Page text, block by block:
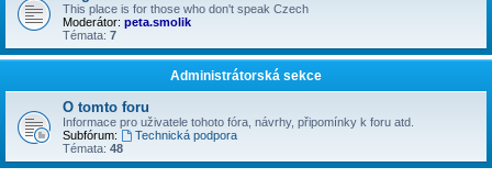
This place is for those who don't speak Czech
Moderátor: peta.smolik
Témata: 7
Administrátorská sekce
O tomto foru
Informace pro uživatele tohoto fóra, návrhy, připomínky k foru atd.
Subfórum:
Technická podpora
Témata: 48